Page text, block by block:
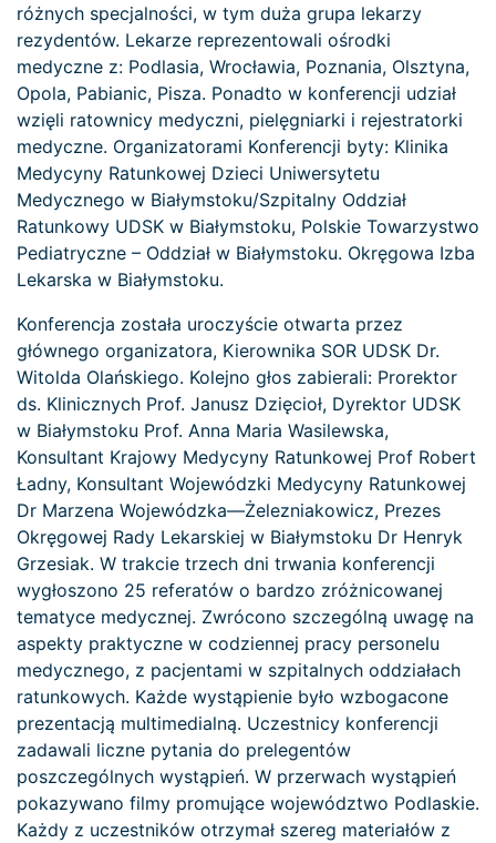
różnych specjalności, w tym duża grupa lekarzy
rezydentów. Lekarze reprezentowali ośrodki
medyczne z: Podlasia, Wrocławia, Poznania, Olsztyna,
Opola, Pabianic, Pisza. Ponadto w konferencji udział
wzięli ratownicy medyczni, pielęgniarki i rejestratorki
medyczne. Organizatorami Konferencji byty: Klinika
Medycyny Ratunkowej Dzieci Uniwersytetu
Medycznego w Białymstoku/Szpitalny Oddział
Ratunkowy UDSK w Białymstoku, Polskie Towarzystwo
Pediatryczne – Oddział w Białymstoku. Okręgowa Izba
Lekarska w Białymstoku.
Konferencja została uroczyście otwarta przez
głównego organizatora, Kierownika SOR UDSK Dr.
Witolda Olańskiego. Kolejno głos zabierali: Prorektor
ds. Klinicznych Prof. Janusz Dzięcioł, Dyrektor UDSK
w Białymstoku Prof. Anna Maria Wasilewska,
Konsultant Krajowy Medycyny Ratunkowej Prof Robert
Ładny, Konsultant Wojewódzki Medycyny Ratunkowej
Dr Marzena Wojewódzka—Żelezniakowicz, Prezes
Okręgowej Rady Lekarskiej w Białymstoku Dr Henryk
Grzesiak. W trakcie trzech dni trwania konferencji
wygłoszono 25 referatów o bardzo zróżnicowanej
tematyce medycznej. Zwrócono szczególną uwagę na
aspekty praktyczne w codziennej pracy personelu
medycznego, z pacjentami w szpitalnych oddziałach
ratunkowych. Każde wystąpienie było wzbogacone
prezentacją multimedialną. Uczestnicy konferencji
zadawali liczne pytania do prelegentów
poszczególnych wystąpień. W przerwach wystąpień
pokazywano filmy promujące województwo Podlaskie.
Każdy z uczestników otrzymał szereg materiałów z